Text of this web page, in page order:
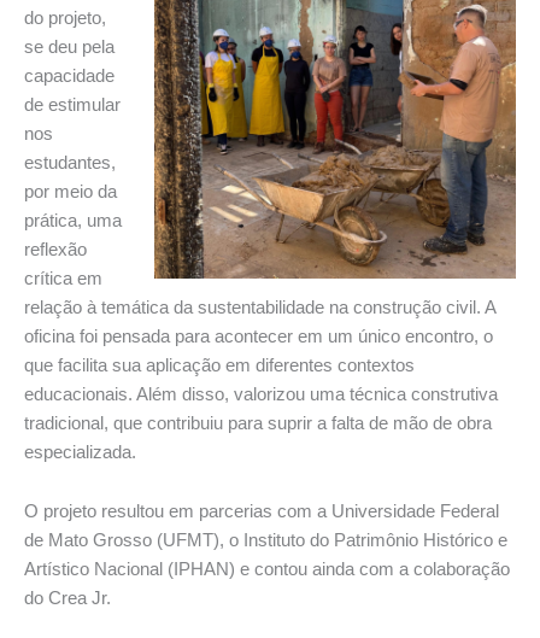
do projeto,
se deu pela
capacidade
de estimular
nos
estudantes,
por meio da
prática, uma
reflexão
crítica em
relação à temática da sustentabilidade na construção civil. A
oficina foi pensada para acontecer em um único encontro, o
que facilita sua aplicação em diferentes contextos
educacionais. Além disso, valorizou uma técnica construtiva
tradicional, que contribuiu para suprir a falta de mão de obra
especializada.
O projeto resultou em parcerias com a Universidade Federal
de Mato Grosso (UFMT), o Instituto do Patrimônio Histórico e
Artístico Nacional (IPHAN) e contou ainda com a colaboração
do Crea Jr.